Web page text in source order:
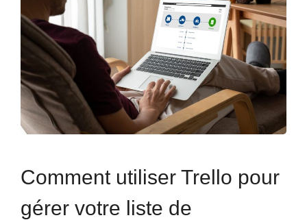
Comment utiliser Trello pour
gérer votre liste de